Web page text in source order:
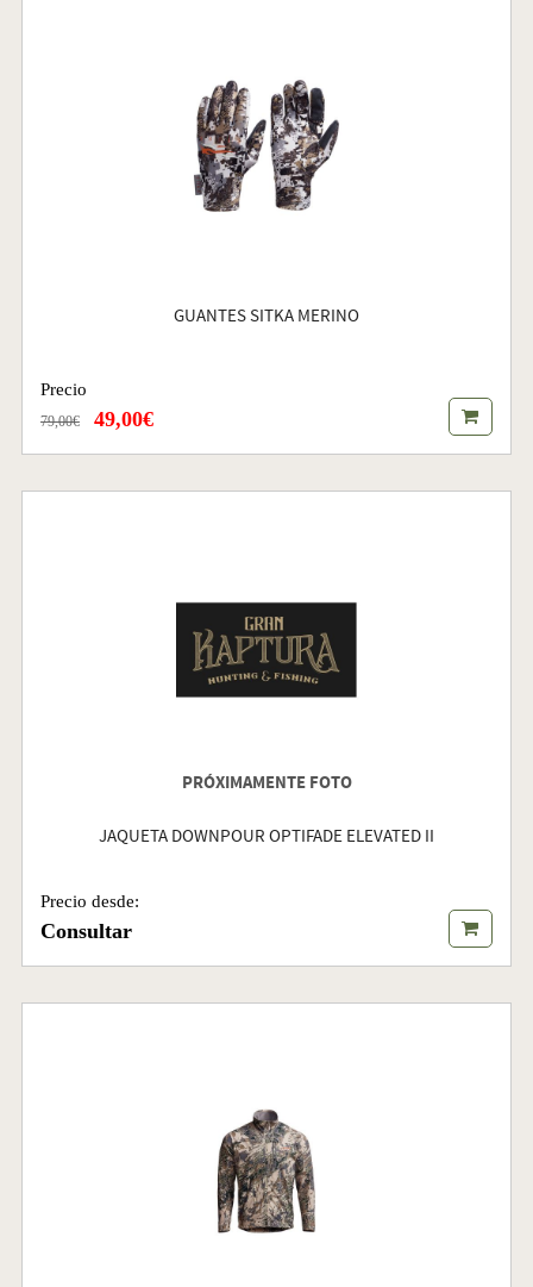
GUANTES SITKA MERINO
Precio
79,00€ 49,00€
PRÓXIMAMENTE FOTO
JAQUETA DOWNPOUR OPTIFADE ELEVATED II
Precio desde:
Consultar